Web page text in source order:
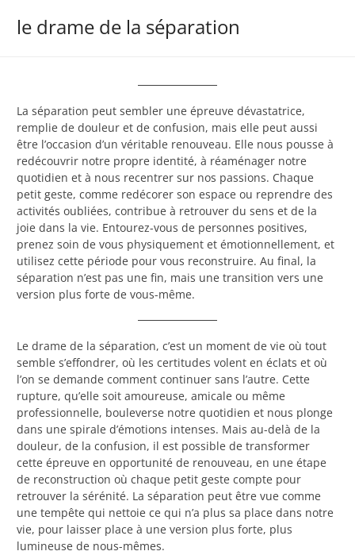
le drame de la séparation
La séparation peut sembler une épreuve dévastatrice,
remplie de douleur et de confusion, mais elle peut aussi
être l’occasion d’un véritable renouveau. Elle nous pousse à
redécouvrir notre propre identité, à réaménager notre
quotidien et à nous recentrer sur nos passions. Chaque
petit geste, comme redécorer son espace ou reprendre des
activités oubliées, contribue à retrouver du sens et de la
joie dans la vie. Entourez-vous de personnes positives,
prenez soin de vous physiquement et émotionnellement, et
utilisez cette période pour vous reconstruire. Au final, la
séparation n’est pas une fin, mais une transition vers une
version plus forte de vous-même.
Le drame de la séparation, c’est un moment de vie où tout
semble s’effondrer, où les certitudes volent en éclats et où
l’on se demande comment continuer sans l’autre. Cette
rupture, qu’elle soit amoureuse, amicale ou même
professionnelle, bouleverse notre quotidien et nous plonge
dans une spirale d’émotions intenses. Mais au-delà de la
douleur, de la confusion, il est possible de transformer
cette épreuve en opportunité de renouveau, en une étape
de reconstruction où chaque petit geste compte pour
retrouver la sérénité. La séparation peut être vue comme
une tempête qui nettoie ce qui n’a plus sa place dans notre
vie, pour laisser place à une version plus forte, plus
lumineuse de nous-mêmes.